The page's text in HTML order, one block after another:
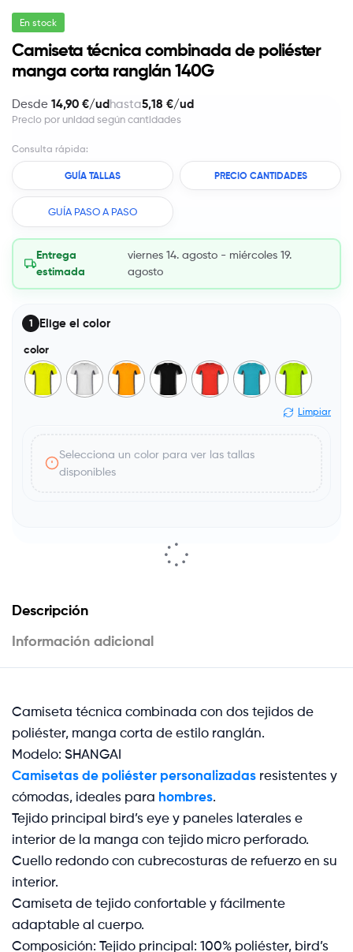
En stock
Camiseta técnica combinada de poliéster
manga corta ranglán 140G
Desde 14,90 €/udhasta5,18 €/ud
Precio por unidad según cantidades
Consulta rápida:
GUÍA TALLAS PRECIO CANTIDADES
GUÍA PASO A PASO
Entrega
estimada
viernes 14. agosto - miércoles 19.
agosto
1 Elige el color
color
Limpiar
Selecciona un color para ver las tallas
disponibles
Descripción
Información adicional
Camiseta técnica combinada con dos tejidos de
poliéster, manga corta de estilo ranglán.
Modelo: SHANGAI
Camisetas de poliéster personalizadas resistentes y
cómodas, ideales para hombres.
Tejido principal bird’s eye y paneles laterales e
interior de la manga con tejido micro perforado.
Cuello redondo con cubrecosturas de refuerzo en su
interior.
Camiseta de tejido confortable y fácilmente
adaptable al cuerpo.
Composición: Tejido principal: 100% poliéster, bird’s